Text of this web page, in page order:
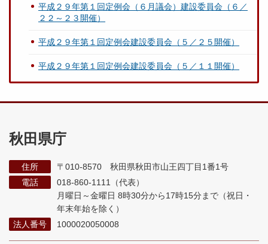
平成２９年第１回定例会（６月議会）建設委員会（６／
２２～２３開催）
平成２９年第１回定例会建設委員会（５／２５開催）
平成２９年第１回定例会建設委員会（５／１１開催）
秋田県庁
住所
〒010-8570 秋田県秋田市山王四丁目1番1号
電話
018-860-1111（代表）
月曜日～金曜日 8時30分から17時15分まで （祝日・
年末年始を除く）
法人番号
1000020050008